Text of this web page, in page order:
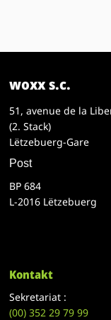
woxx s.c.
51, avenue de la
(2. Stack)
Lëtzebuerg-Gare
Post
BP 684
L-2016 Lëtzebuerg
Kontakt
Sekretariat :
(00)352 29 79 99